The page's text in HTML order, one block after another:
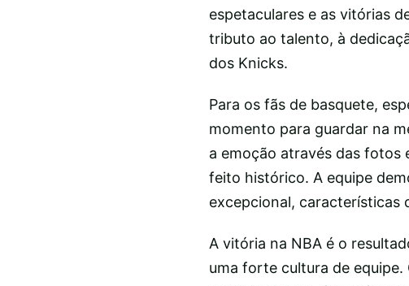
espetaculares e as vitórias
tributo ao talento, à
dos Knicks.
Para os fãs de basquete,
momento para guardar na
a emoção através das fotos
feito histórico. A equipe
excepcional, características
A vitória na NBA é o
uma forte cultura de equipe.